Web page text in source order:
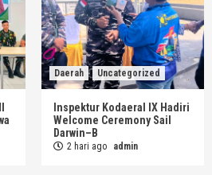
Daerah Uncategorized
Inspektur Kodaeral IX Hadiri
Welcome Ceremony Sail
Darwin–B
2 hari ago admin